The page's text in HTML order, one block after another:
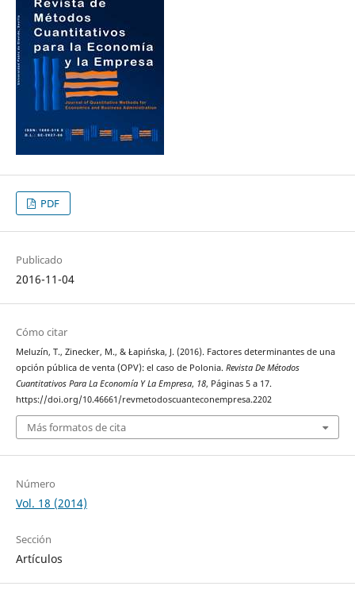
PDF
Publicado
2016-11-04
Cómo citar
Meluzín, T., Zinecker, M., & Łapińska, J. (2016). Factores determinantes de una
opción pública de venta (OPV): el caso de Polonia. Revista De Métodos
Cuantitativos Para La Economía Y La Empresa, 18, Páginas 5 a 17.
https://doi.org/10.46661/revmetodoscuanteconempresa.2202
Más formatos de cita
Número
Vol. 18 (2014)
Sección
Artículos